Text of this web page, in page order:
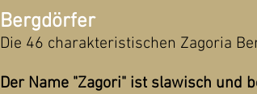
Bergdörfer
Die 46 charakteristischen Zagoria
Der Name "Zagori" ist slawisch und